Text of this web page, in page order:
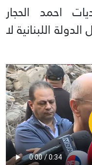
احمد الحجار
اللبنانية لا